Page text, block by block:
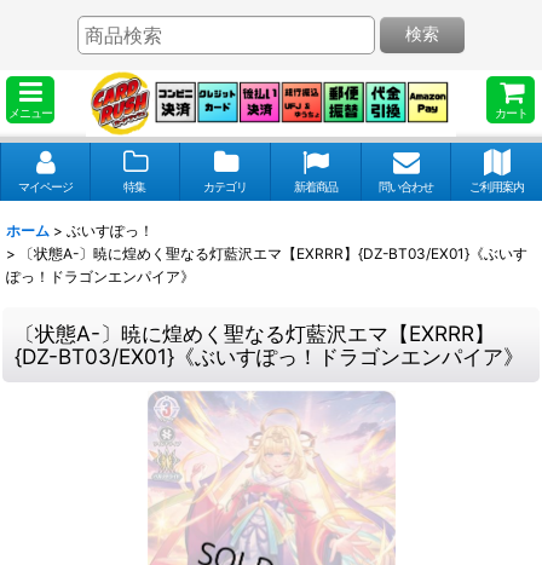
メニュー カート
検索
マイページ 特集 カテゴリ 新着商品 問い合わせ ご利用案内
ホーム > ぶいすぽっ！
>
〔状態A-〕暁に煌めく聖なる灯藍沢エマ【EXRRR】{DZ-BT03/EX01}《ぶいす
ぽっ！ドラゴンエンパイア》
〔状態A-〕暁に煌めく聖なる灯藍沢エマ【EXRRR】
{DZ-BT03/EX01}《ぶいすぽっ！ドラゴンエンパイア》